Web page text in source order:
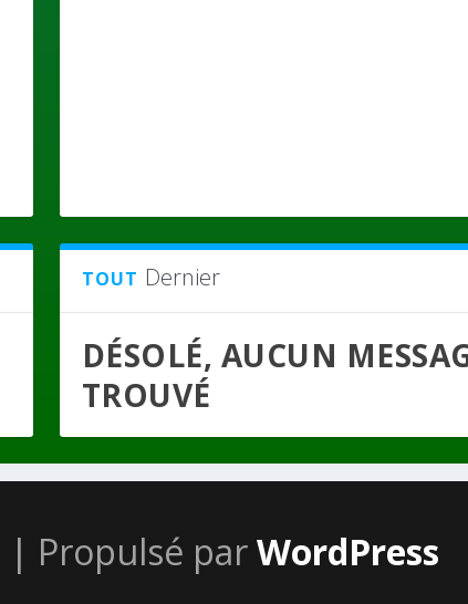
TOUT Dernier
DÉSOLÉ, AUCUN
TROUVÉ
| Propulsé parWordPress